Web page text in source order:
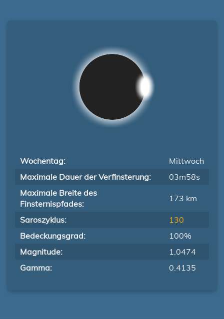
Wochentag:
Mittwoch
Maximale Dauer der Verfinsterung:
03m58s
Maximale Breite des
Finsternispfades:
173 km
Saroszyklus:
130
Bedeckungsgrad:
100%
Magnitude:
1.0474
Gamma:
0.4135